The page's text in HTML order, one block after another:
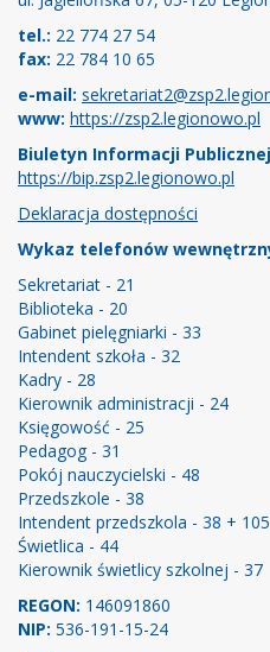
tel.: 22 774 27 54
fax: 22 784 10 65
e-mail:
www: https://zsp2.legionowo.pl
Biuletyn Informacji Publicznej
https://bip.zsp2.legionowo.pl
Deklaracja dostępności
Wykaz telefonów
Sekretariat - 21
Biblioteka - 20
Gabinet pielęgniarki - 33
Intendent szkoła - 32
Kadry - 28
Kierownik administracji - 24
Księgowość - 25
Pedagog - 31
Pokój nauczycielski - 48
Przedszkole - 38
Intendent przedszkola - 38 + 105
Świetlica - 44
Kierownik świetlicy szkolnej - 37
REGON: 146091860
NIP: 536-191-15-24